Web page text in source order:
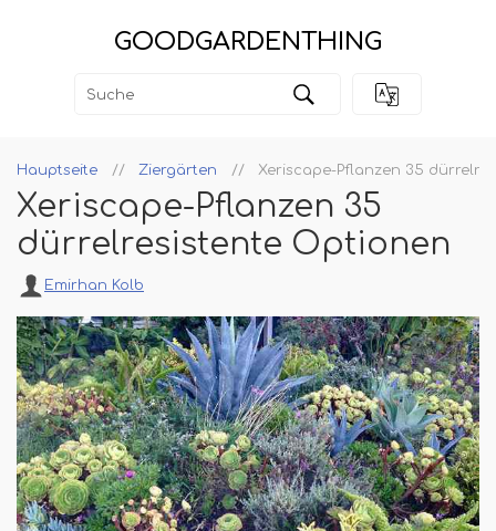
GOODGARDENTHING
Hauptseite Ziergärten Xeriscape-Pflanzen 35
Xeriscape-Pflanzen 35
dürrelresistente Optionen
Emirhan Kolb